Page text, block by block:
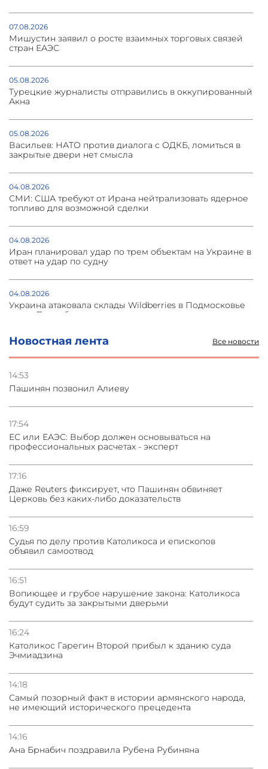
Новостная лента Все новости
14:53
Пашинян позвонил Алиеву
17:54
ЕС или ЕАЭС: Выбор должен основываться на
профессиональных расчетах - эксперт
17:16
Даже Reuters фиксирует, что Пашинян обвиняет
Церковь без каких-либо доказательств
16:59
Судья по делу против Католикоса и епископов
объявил самоотвод
16:51
Вопиющее и грубое нарушение закона: Католикоса
будут судить за закрытыми дверьми
16:24
Католикос Гарегин Второй прибыл к зданию суда
Эчмиадзина
14:18
Самый позорный факт в истории армянского народа,
не имеющий исторического прецедента
14:16
Ана Брнабич поздравила Рубена Рубиняна
07.08.2026
Мишустин заявил о росте взаимных торговых связей
стран ЕАЭС
05.08.2026
Турецкие журналисты отправились в оккупированный
Акна
05.08.2026
Васильев: НАТО против диалога с ОДКБ, ломиться в
закрытые двери нет смысла
04.08.2026
СМИ: США требуют от Ирана нейтрализовать ядерное
топливо для возможной сделки
04.08.2026
Иран планировал удар по трем объектам на Украине в
ответ на удар по судну
04.08.2026
Украина атаковала склады Wildberries в Подмосковье
и под Петербургом
03.08.2026
Стратегия безопасности ОДКБ допускает применение
Азербайджане
31.07.2026
Сотрудничество и очереди – детали визита главы
погрануправления СНБ Армении в Тбилиси